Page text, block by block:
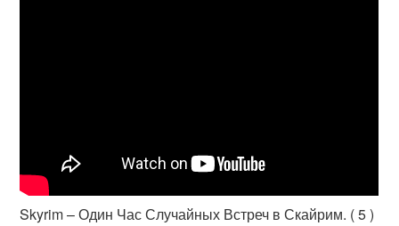
Skyrim – Один Час Случайных Встреч в Скайрим. ( 5 )